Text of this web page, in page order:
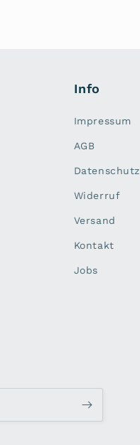
Info
Impressum
AGB
Datenschutz
Widerruf
Versand
Kontakt
Jobs